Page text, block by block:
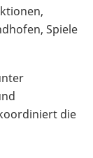
Spiele
die